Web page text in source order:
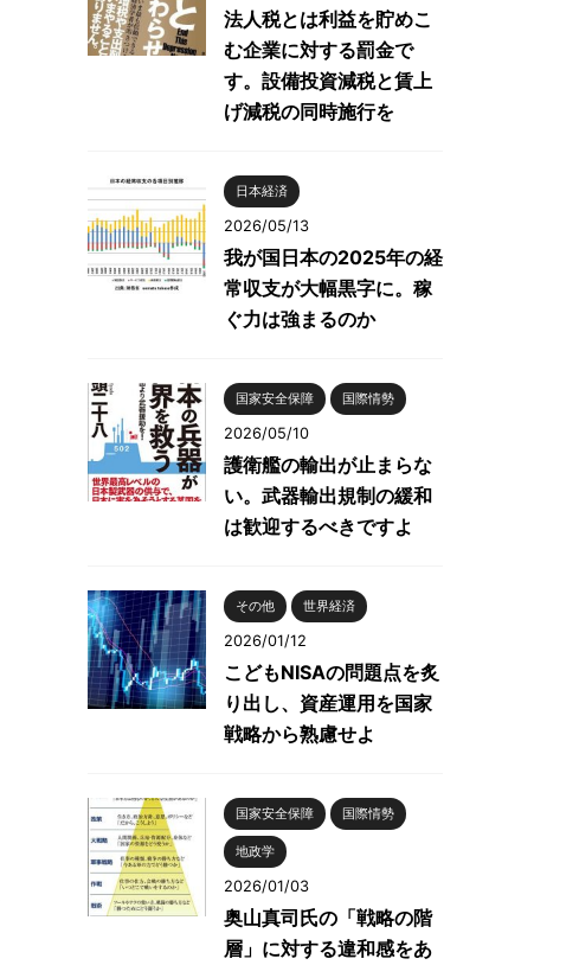
法人税とは利益を貯めこ
む企業に対する罰金で
す。設備投資減税と賃上
げ減税の同時施行を
日本経済
2026/05/13
我が国日本の2025年の経
常収支が大幅黒字に。稼
ぐ力は強まるのか
国家安全保障 国際情勢
2026/05/10
護衛艦の輸出が止まらな
い。武器輸出規制の緩和
は歓迎するべきですよ
その他 世界経済
2026/01/12
こどもNISAの問題点を炙
り出し、資産運用を国家
戦略から熟慮せよ
国家安全保障 国際情勢
地政学
2026/01/03
奥山真司氏の「戦略の階
層」に対する違和感をあ